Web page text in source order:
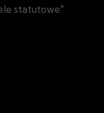
statutowe"